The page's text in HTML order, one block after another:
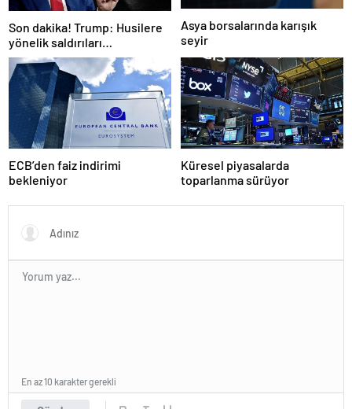
Son dakika! Trump: Husilere
yönelik saldırıları
durduruyoruz
Asya borsalarında karışık
seyir
ECB’den faiz indirimi
bekleniyor
Küresel piyasalarda
toparlanma sürüyor
En az 10 karakter gerekli